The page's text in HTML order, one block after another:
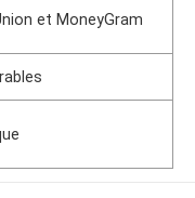
et MoneyGram